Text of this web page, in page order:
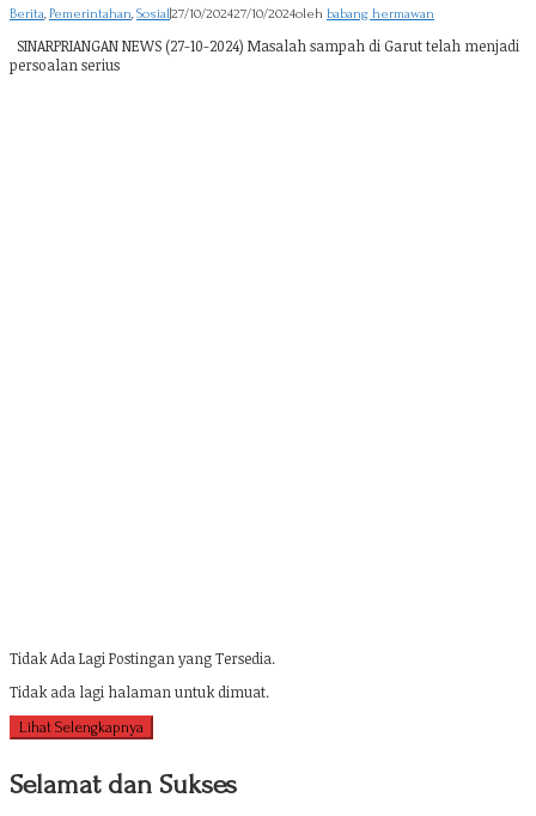
Berita, Pemerintahan,Sosial|27/10/202427/10/2024oleh babang hermawan
SINARPRIANGAN NEWS (27-10-2024) Masalah sampah di Garut telah menjadi
persoalan serius
Tidak Ada Lagi Postingan yang Tersedia.
Tidak ada lagi halaman untuk dimuat.
Lihat Selengkapnya
Selamat dan Sukses